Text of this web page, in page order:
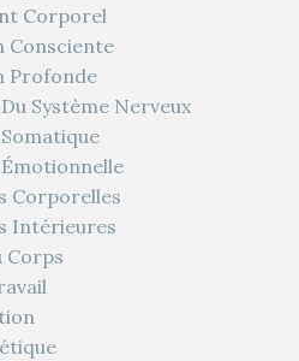
Corporel
Consciente
Profonde
Système Nerveux
Corporelles
Intérieures
Corps